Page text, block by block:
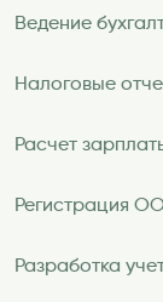
Ведение
Налоговые
Расчет
Регистрация
Разработка